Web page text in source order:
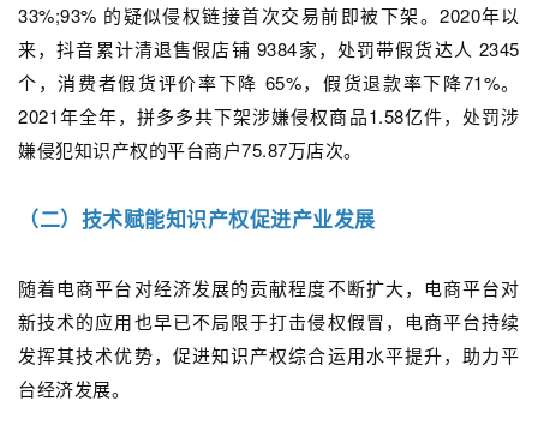
33%;93% 的疑似侵权链接首次交易前即被下架。2020年以
来，抖音累计清退售假店铺 9384家，处罚带假货达人 2345
个，消费者假货评价率下降 65%，假货退款率下降71%。
2021年全年，拼多多共下架涉嫌侵权商品1.58亿件，处罚涉
嫌侵犯知识产权的平台商户75.87万店次。
（二）技术赋能知识产权促进产业发展
随着电商平台对经济发展的贡献程度不断扩大，电商平台对
新技术的应用也早已不局限于打击侵权假冒，电商平台持续
发挥其技术优势，促进知识产权综合运用水平提升，助力平
台经济发展。